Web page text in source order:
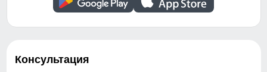
Консультация